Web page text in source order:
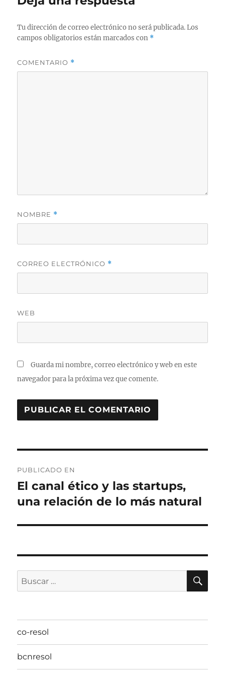
Tu dirección de correo electrónico no será publicada. Los
campos obligatorios están marcados con *
COMENTARIO *
NOMBRE *
CORREO ELECTRÓNICO *
WEB
Guarda mi nombre, correo electrónico y web en este
navegador para la próxima vez que comente.
de
entradas
PUBLICADO EN
El canal ético y las startups,
una relación de lo más natural
Buscar
por:
co-resol
bcnresol